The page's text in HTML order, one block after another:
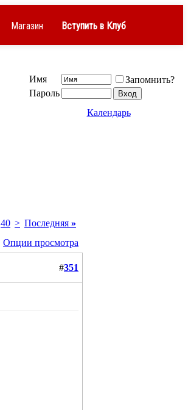
Магазин Вступить в Клуб
Имя
Запомнить?
Пароль
Календарь
40 > Последняя »
Опции просмотра
#351